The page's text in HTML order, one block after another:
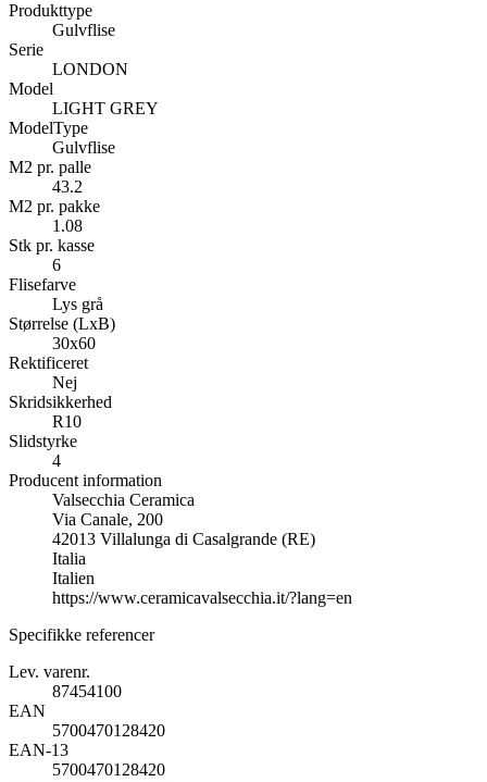
Produkttype
Gulvflise
Serie
LONDON
Model
LIGHT GREY
ModelType
Gulvflise
M2 pr. palle
43.2
M2 pr. pakke
1.08
Stk pr. kasse
6
Flisefarve
Lys grå
Størrelse (LxB)
30x60
Rektificeret
Nej
Skridsikkerhed
R10
Slidstyrke
4
Producent information
Valsecchia Ceramica
Via Canale, 200
42013 Villalunga di Casalgrande (RE)
Italia
Italien
https://www.ceramicavalsecchia.it/?lang=en
Specifikke referencer
Lev. varenr.
87454100
EAN
5700470128420
EAN-13
5700470128420